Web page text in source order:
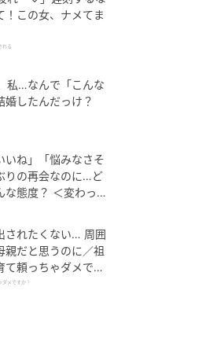
！この女、ナメてま
れる
…なんで「こんな
婚したんだっけ？
いね」「悩みなさそ
りの再会なのに…ど
な態度？ ＜変わって
1話＞【ため息が
されたくない… 周囲
親だと思うのに／祖
て頼っちゃダメです
私のママ友付き合
ダメですか？